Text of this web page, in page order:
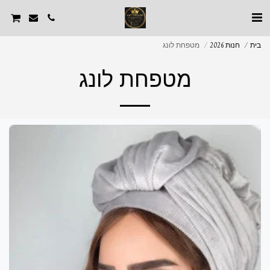
בית חנות 2026 מטפחת לונג
מטפחת לונג